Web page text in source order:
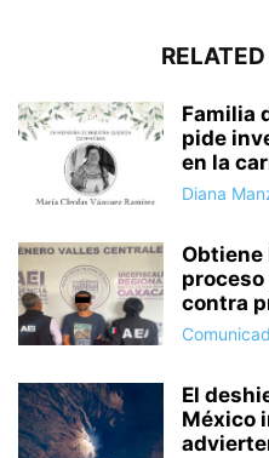
Familia
pide
en la
Diana
Obtiene
contra
El
México